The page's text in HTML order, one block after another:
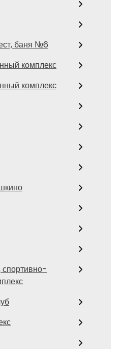
баня №6
комплекс
комплекс